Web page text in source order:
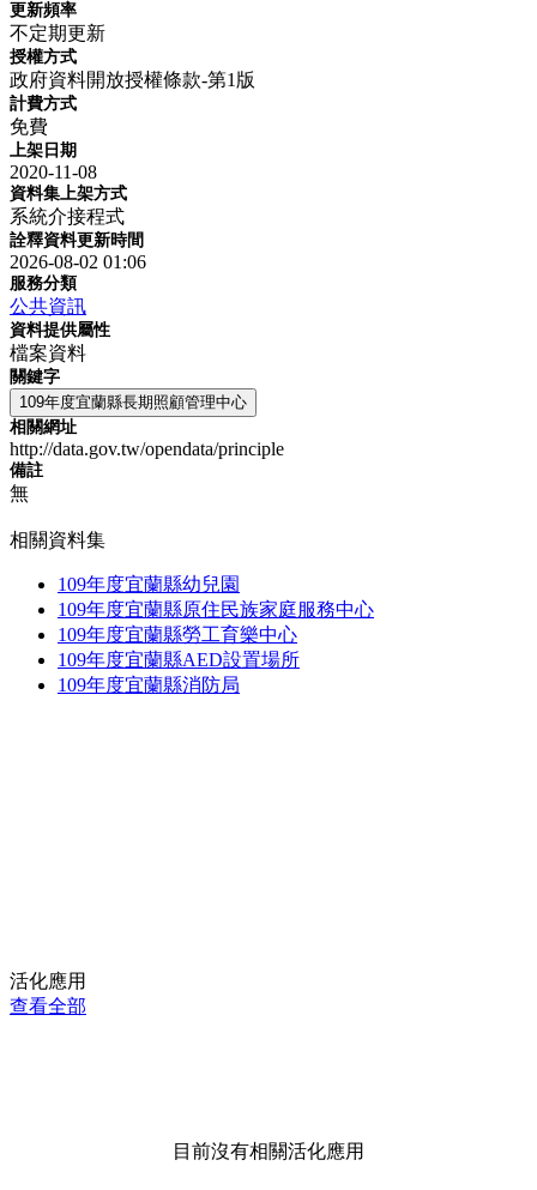
更新頻率
不定期更新
授權方式
政府資料開放授權條款-第1版
計費方式
免費
上架日期
2020-11-08
資料集上架方式
系統介接程式
詮釋資料更新時間
2026-08-02 01:06
服務分類
公共資訊
資料提供屬性
檔案資料
關鍵字
109年度宜蘭縣長期照顧管理中心
相關網址
http://data.gov.tw/opendata/principle
備註
無
相關資料集
109年度宜蘭縣幼兒園
109年度宜蘭縣原住民族家庭服務中心
109年度宜蘭縣勞工育樂中心
109年度宜蘭縣AED設置場所
109年度宜蘭縣消防局
活化應用
查看全部
目前沒有相關活化應用